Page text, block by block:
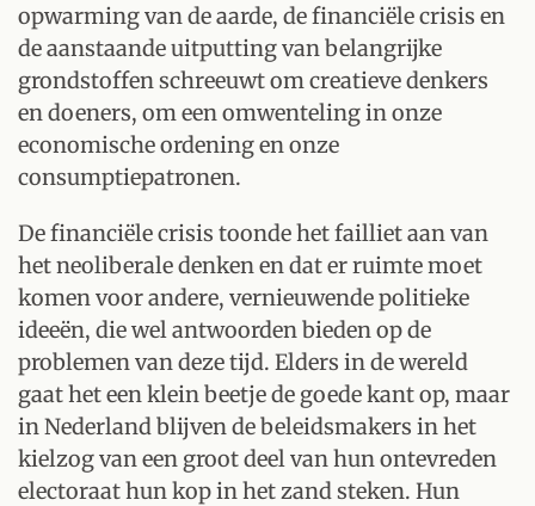
opwarming van de aarde, de financiële crisis en
de aanstaande uitputting van belangrijke
grondstoffen schreeuwt om creatieve denkers
en doeners, om een omwenteling in onze
economische ordening en onze
consumptiepatronen.
De financiële crisis toonde het failliet aan van
het neoliberale denken en dat er ruimte moet
komen voor andere, vernieuwende politieke
ideeën, die wel antwoorden bieden op de
problemen van deze tijd. Elders in de wereld
gaat het een klein beetje de goede kant op, maar
in Nederland blijven de beleidsmakers in het
kielzog van een groot deel van hun ontevreden
electoraat hun kop in het zand steken. Hun